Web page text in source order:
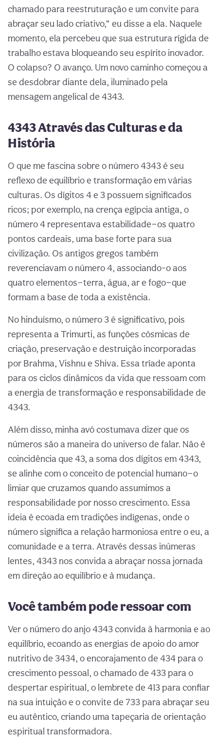
chamado para reestruturação e um convite para
abraçar seu lado criativo,” eu disse a ela. Naquele
momento, ela percebeu que sua estrutura rígida de
trabalho estava bloqueando seu espírito inovador.
O colapso? O avanço. Um novo caminho começou a
se desdobrar diante dela, iluminado pela
mensagem angelical de 4343.
4343 Através das Culturas e da
História
O que me fascina sobre o número 4343 é seu
reflexo de equilíbrio e transformação em várias
culturas. Os dígitos 4 e 3 possuem significados
ricos; por exemplo, na crença egípcia antiga, o
número 4 representava estabilidade—os quatro
pontos cardeais, uma base forte para sua
civilização. Os antigos gregos também
reverenciavam o número 4, associando-o aos
quatro elementos—terra, água, ar e fogo—que
formam a base de toda a existência.
No hinduísmo, o número 3 é significativo, pois
representa a Trimurti, as funções cósmicas de
criação, preservação e destruição incorporadas
por Brahma, Vishnu e Shiva. Essa tríade aponta
para os ciclos dinâmicos da vida que ressoam com
a energia de transformação e responsabilidade de
4343.
Além disso, minha avó costumava dizer que os
números são a maneira do universo de falar. Não é
coincidência que 43, a soma dos dígitos em 4343,
se alinhe com o conceito de potencial humano—o
limiar que cruzamos quando assumimos a
responsabilidade por nosso crescimento. Essa
ideia é ecoada em tradições indígenas, onde o
número significa a relação harmoniosa entre o eu, a
comunidade e a terra. Através dessas inúmeras
lentes, 4343 nos convida a abraçar nossa jornada
em direção ao equilíbrio e à mudança.
Você também pode ressoar com
Ver o número do anjo 4343 convida à harmonia e ao
equilíbrio, ecoando as energias de apoio do amor
nutritivo de 3434, o encorajamento de 434 para o
crescimento pessoal, o chamado de 433 para o
despertar espiritual, o lembrete de 413 para confiar
na sua intuição e o convite de 733 para abraçar seu
eu autêntico, criando uma tapeçaria de orientação
espiritual transformadora.